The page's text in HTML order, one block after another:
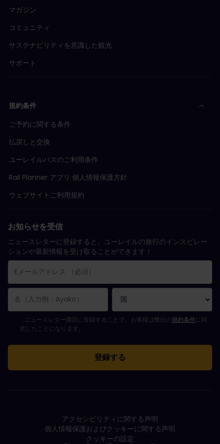
マガジン
コミュニティ
サステナビリティを意識した観光
サポート
規約条件
ご予約に関する条件
払戻しと交換
ユーレイルパスのご利用条件
Rail Planner アプリ 個人情報保護方針
ウェブサイトご利用規約
お知らせを受信
ニュースレターに登録すると、ユーレイルの旅行のインスピレー
ションや最新情報を受け取ることができます！
購読登録が完了しました。
Eメールアドレス欄は必須項目です。
Eメールアドレスが正しくありません。
ニュースレターの購読登録中にエラーが発生しました。後ほど、もう一度や
すでにこのニュースレターを購読されています！
ニュースレターを購読するには規約条件に同意してください。
ニュースレター購読に登録することで、お客様は弊社の規約条件に同
意したことになります。
アクセシビリティに関する声明
個人情報保護およびクッキーに関する声明
クッキーの設定